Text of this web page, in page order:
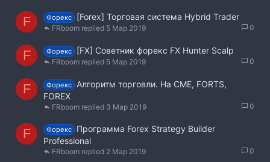
F Форекс [Forex] Торговая система Hybrid Trader
0
5 Мар 2019
FRboom
F Форекс [FX] Советник форекс FX Hunter Scalp
0
5 Мар 2019
FRboom
F Форекс
Алгopитм тоpговли. На CME, FORTS,
FOREX
0
3 Мар 2019
FRboom
F Форекс
Программа Forex Strategy Builder
Professional
0
2 Мар 2019
FRboom